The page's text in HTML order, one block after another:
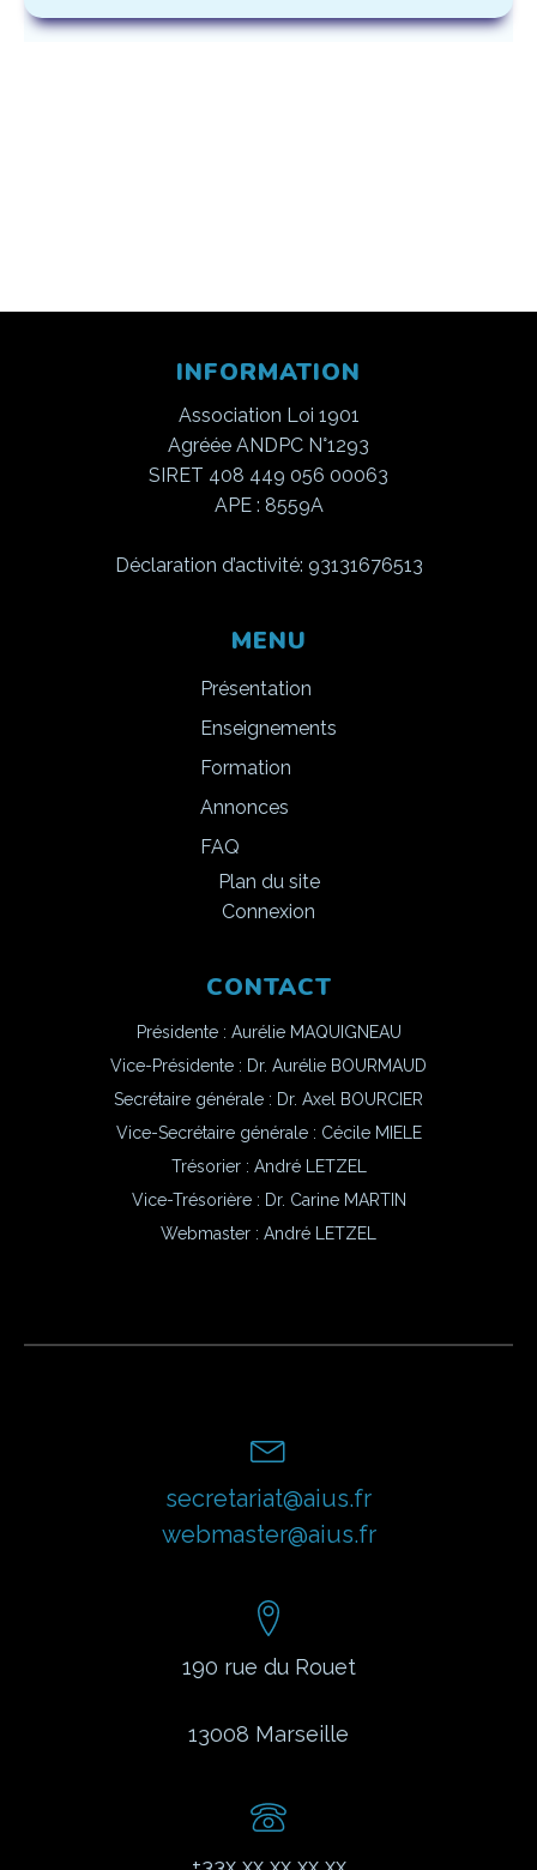
INFORMATION
Association Loi 1901
Agréée ANDPC N°1293
SIRET 408 449 056 00063
APE : 8559A
Déclaration d’activité: 93131676513
MENU
Présentation
Enseignements
Formation
Annonces
FAQ
Plan du site
Connexion
CONTACT
Présidente : Aurélie MAQUIGNEAU
Vice-Présidente : Dr. Aurélie BOURMAUD
Secrétaire générale : Dr. Axel BOURCIER
Vice-Secrétaire générale : Cécile MIELE
Trésorier : André LETZEL
Vice-Trésorière : Dr. Carine MARTIN
Webmaster : André LETZEL
secretariat@aius.fr
webmaster@aius.fr
190 rue du Rouet
13008 Marseille